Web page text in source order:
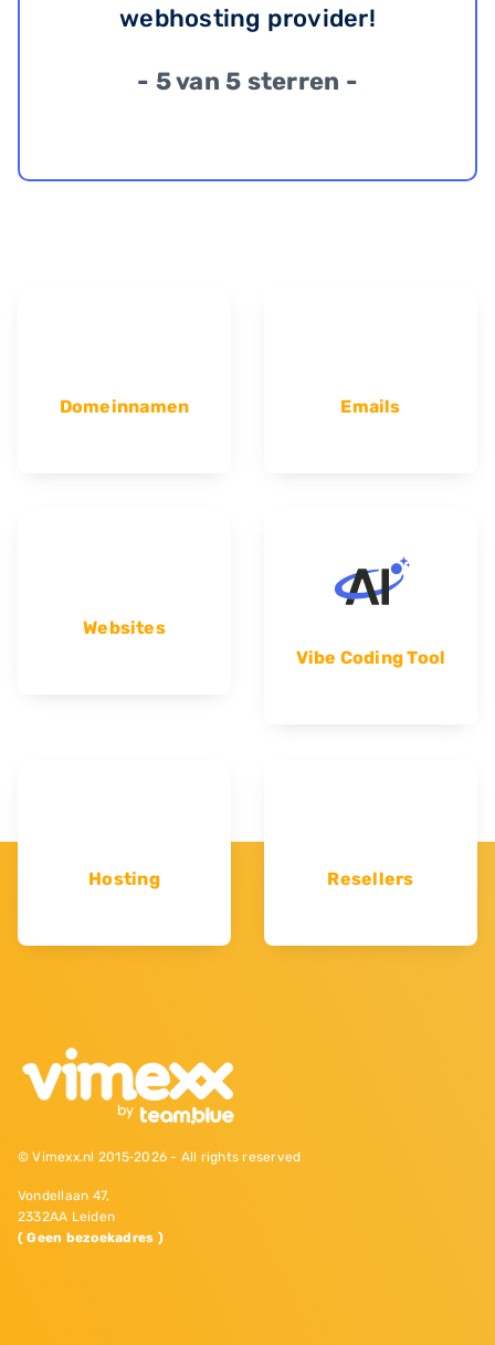
webhosting provider!
- 5 van 5 sterren -
Domeinnamen Emails
Websites
Vibe Coding Tool
Hosting Resellers
© Vimexx.nl 2015‐2026 - All rights reserved
Vondellaan 47,
2332AA Leiden
( Geen bezoekadres )